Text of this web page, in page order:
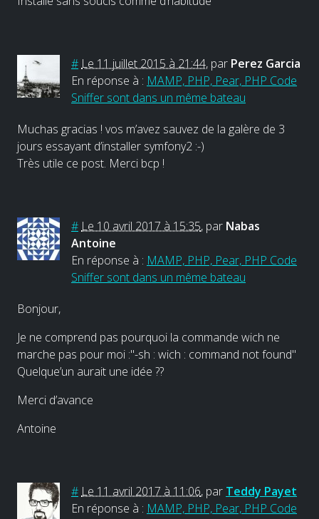
# Le 11 juillet 2015 à 21:44, par Perez Garcia
En réponse à : MAMP, PHP, Pear, PHP Code
Sniffer sont dans un même bateau
Muchas gracias ! vos m’avez sauvez de la galère de 3
jours essayant d’installer symfony2 :-)
Très utile ce post. Merci bcp !
# Le 10 avril 2017 à 15:35, par Nabas
Antoine
En réponse à : MAMP, PHP, Pear, PHP Code
Sniffer sont dans un même bateau
Bonjour,
Je ne comprend pas pourquoi la commande wich ne
marche pas pour moi :"-sh : wich : command not found"
Quelque’un aurait une idée ??
Merci d’avance
Antoine
# Le 11 avril 2017 à 11:06, par Teddy Payet
En réponse à : MAMP, PHP, Pear, PHP Code